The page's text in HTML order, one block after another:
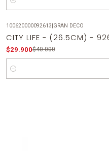
Cantidad
100620000092613 GRAN DECO
CITY LIFE - (26.5CM) -
$29.900$40.000
Cantidad